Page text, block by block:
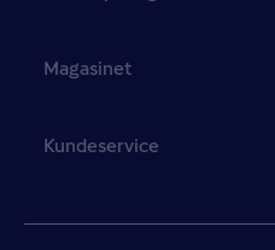
Magasinet
Kundeservice